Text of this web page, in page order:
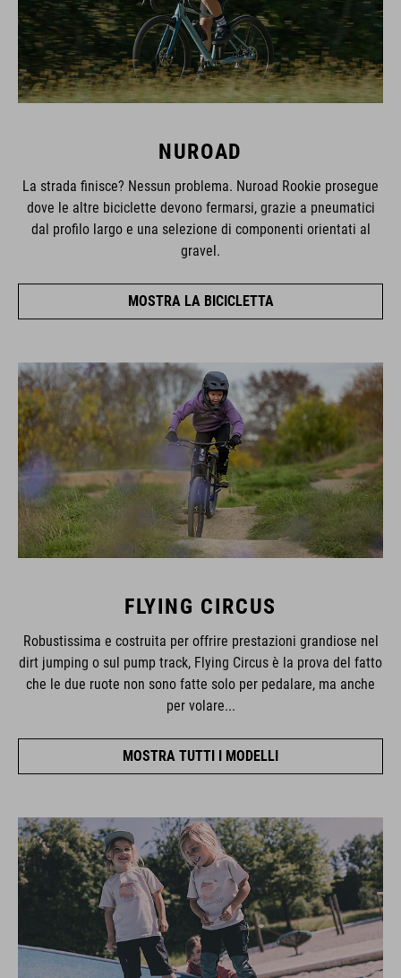
NUROAD
La strada finisce? Nessun problema. Nuroad Rookie prosegue
dove le altre biciclette devono fermarsi, grazie a pneumatici
dal profilo largo e una selezione di componenti orientati al
gravel.
MOSTRA LA BICICLETTA
FLYING CIRCUS
Robustissima e costruita per offrire prestazioni grandiose nel
dirt jumping o sul pump track, Flying Circus è la prova del fatto
che le due ruote non sono fatte solo per pedalare, ma anche
per volare...
MOSTRA TUTTI I MODELLI